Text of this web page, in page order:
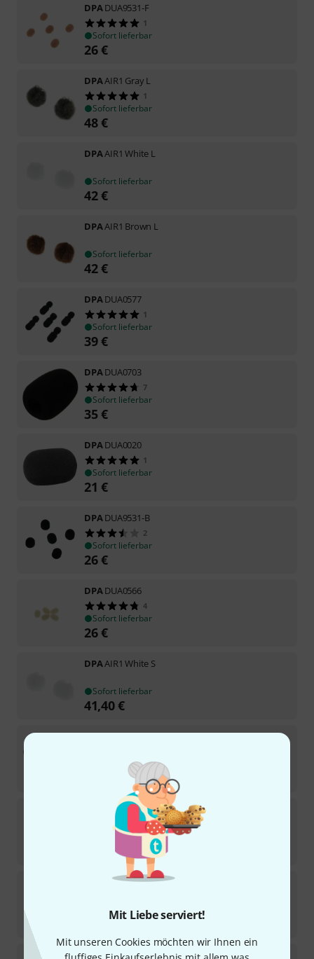
Mit Liebe serviert!
Mit unseren Cookies möchten wir Ihnen ein
DPADUA9531-F
1
Sofort lieferbar
26€
DPAAIR1 Gray L
1
Sofort lieferbar
48€
DPAAIR1 White L
Sofort lieferbar
42€
DPAAIR1 Brown L
Sofort lieferbar
42€
DPADUA0577
1
Sofort lieferbar
39€
DPADUA0703
7
Sofort lieferbar
35€
DPADUA0020
1
Sofort lieferbar
21 €
DPADUA9531-B
2
Sofort lieferbar
26€
DPADUA0566
4
Sofort lieferbar
26€
DPAAIR1 White S
Sofort lieferbar
41,40€
DPADUA0531B
Sofort lieferbar
AIR1 Brown S
Kurzfristig lieferbar (2–5 Tage)
DUA0073
Sofort lieferbar
DPA 4017B Rycote WS 3 Bundle